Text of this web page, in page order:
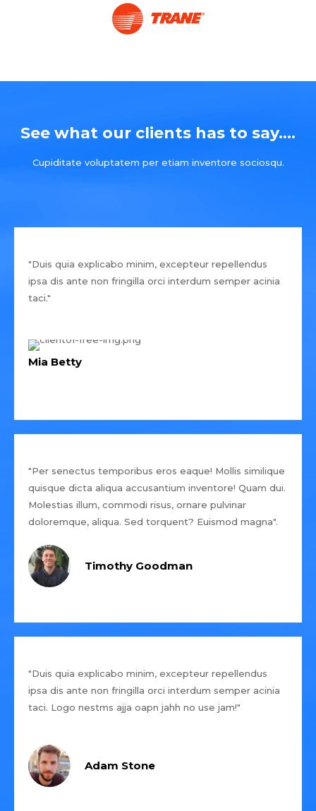
See what our clients has to say....
Cupiditate voluptatem per etiam inventore sociosqu.
"Duis quia explicabo minim, excepteur repellendus
ipsa dis ante non fringilla orci interdum semper acinia
taci."
Mia Betty
"Per senectus temporibus eros eaque! Mollis similique
quisque dicta aliqua accusantium inventore! Quam dui.
Molestias illum, commodi risus, ornare pulvinar
doloremque, aliqua. Sed torquent? Euismod magna".
Timothy Goodman
"Duis quia explicabo minim, excepteur repellendus
ipsa dis ante non fringilla orci interdum semper acinia
taci. Logo nestms ajja oapn jahh no use jam!"
Adam Stone